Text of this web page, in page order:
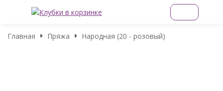
Главная Пряжа Народная (20 - розовый)